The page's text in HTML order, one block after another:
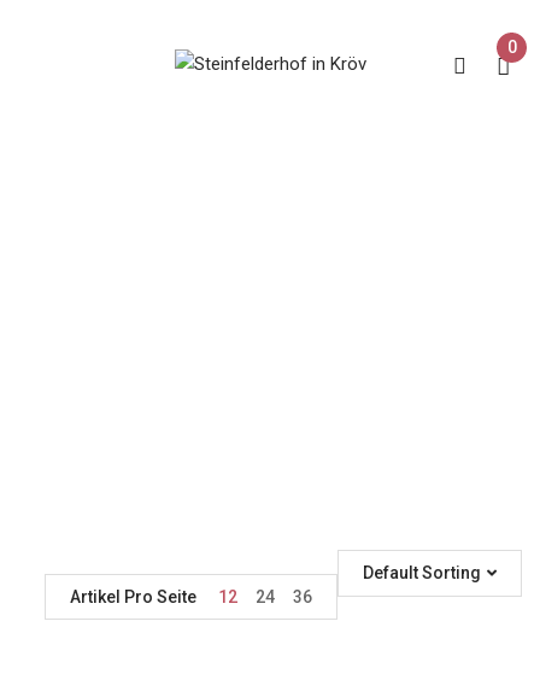
0
Default Sorting
Artikel Pro Seite
12 24 36